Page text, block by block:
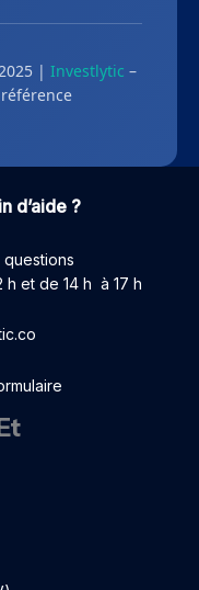
| Investlytic –
d’aide ?
h et de 14 h à 17 h